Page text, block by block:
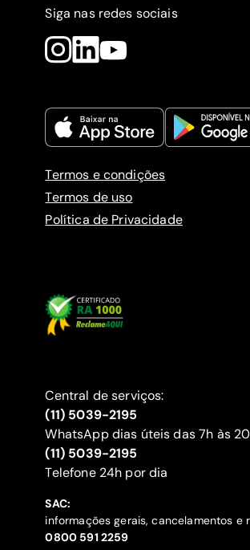
Siga nas redes sociais
Termos e condições
Termos de uso
Política de Privacidade
Central de serviços:
(11) 5039-2195
WhatsApp dias úteis das 7h às
(11) 5039-2195
‍Telefone 24h por dia
SAC:
informações gerais, cancelamentos e
‍0800 591 2259